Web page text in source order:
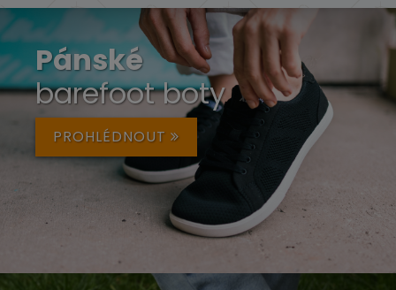
Pánské
barefoot boty
PROHLÉDNOUT